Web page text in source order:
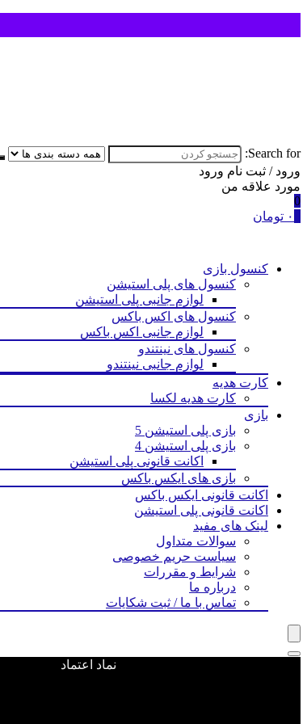
Search for:
ورود / ثبت نام ورود
مورد علاقه من
0
۰ تومان
کنسول بازی
کنسول های پلی استیشن
لوازم جانبی پلی استیشن
کنسول های اکس باکس
لوازم جانبی اکس باکس
کنسول های نینتندو
لوازم جانبی نینتندو
کارت هدیه
کارت هدیه لکسا
بازی‌
بازی پلی استیشن 5
بازی پلی استیشن 4
اکانت قانونی پلی استیشن
بازی های ایکس باکس
اکانت قانونی ایکس باکس
اکانت قانونی پلی استیشن
لینک های مفید
سوالات متداول
سیاست حریم خصوصی
شرایط و مقررات
درباره ما
تماس با ما / ثبت شکایات
نماد اعتماد